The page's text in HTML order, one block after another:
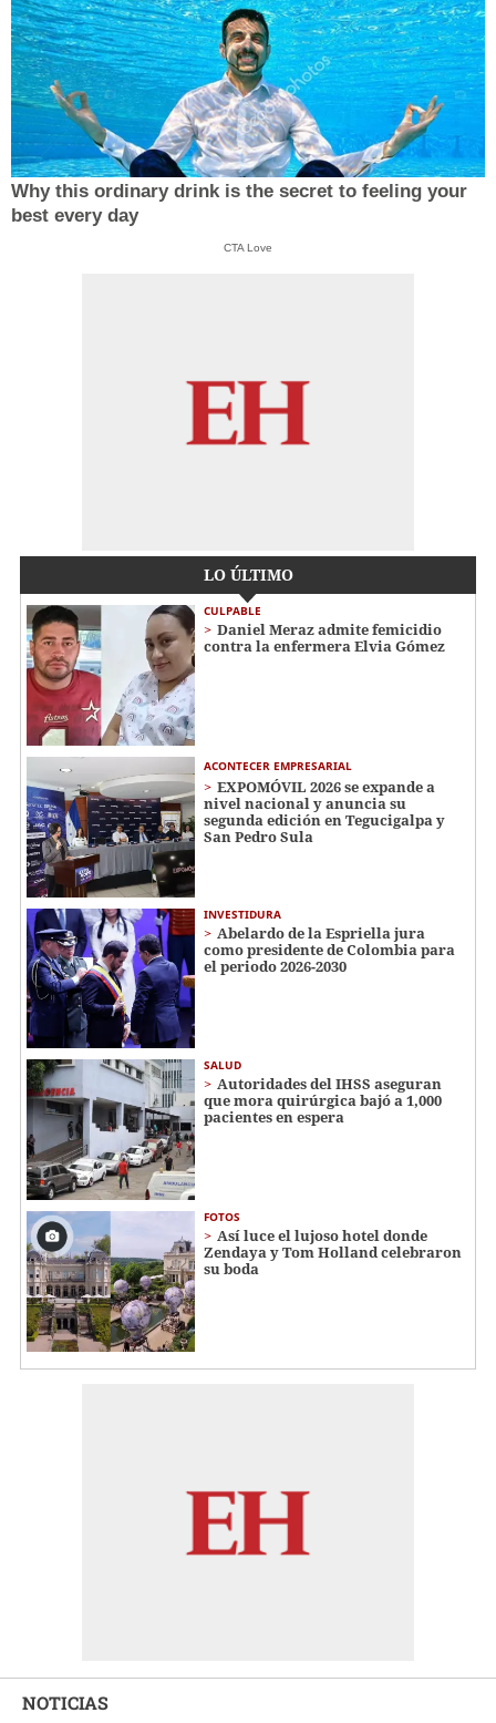
Why this ordinary drink is the secret to feeling your
best every day
CTA Love
LO ÚLTIMO
CULPABLE
Daniel Meraz admite femicidio
contra la enfermera Elvia Gómez
ACONTECER EMPRESARIAL
EXPOMÓVIL 2026 se expande a
nivel nacional y anuncia su
segunda edición en Tegucigalpa y
San Pedro Sula
INVESTIDURA
Abelardo de la Espriella jura
como presidente de Colombia para
el periodo 2026-2030
SALUD
Autoridades del IHSS aseguran
que mora quirúrgica bajó a 1,000
pacientes en espera
FOTOS
Así luce el lujoso hotel donde
Zendaya y Tom Holland celebraron
su boda
NOTICIAS